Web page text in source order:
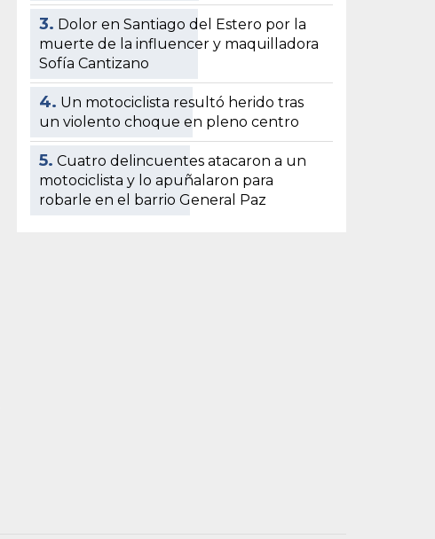
3. Dolor en Santiago del Estero por la
muerte de la influencer y maquilladora
Sofía Cantizano
4. Un motociclista resultó herido tras
un violento choque en pleno centro
5. Cuatro delincuentes atacaron a un
motociclista y lo apuñalaron para
robarle en el barrio General Paz